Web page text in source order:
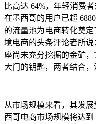
比高达 64%，年轻消费
在墨西哥的用户已超
的流量池为电商转化奠
境电商的头条评论者所
座尚未充分挖掘的金矿
大门的钥匙，两者结合，
从市场规模来看，其发
西哥电商市场规模将达到